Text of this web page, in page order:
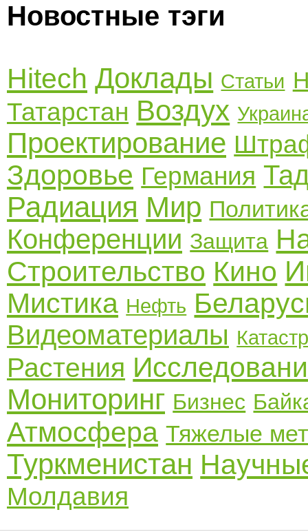
Новостные тэги
Hitech Доклады Статьи
Татарстан Воздух
Проектирование
Здоровье Германия
Радиация Мир
Конференции Защита
Строительство Кино
Мистика Нефть
Видеоматериалы
Растения
Мониторинг Бизнес
Атмосфера Тяжелые
Туркменистан
Молдавия